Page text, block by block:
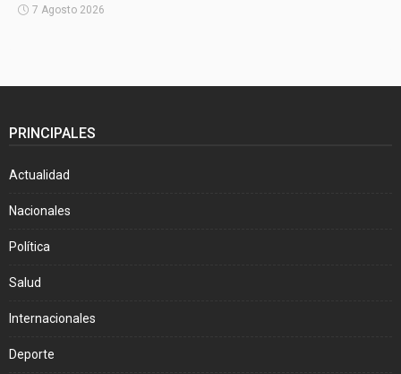
7 Agosto 2026
PRINCIPALES
Actualidad
Nacionales
Política
Salud
Internacionales
Deporte